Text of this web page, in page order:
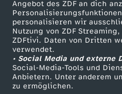
Angebot des ZDF an dich
personalisieren wir
Nutzung von ZDF
ZDFtivi. Daten von Dritten
verwendet.
• Social Media und externe
Social-Media-Tools und
Anbietern. Unter anderem
zu ermöglichen.
n
s
t
TV-Programm
ZDF Unternehmen
Karriere